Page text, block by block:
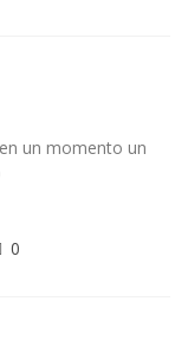
un momento un
0